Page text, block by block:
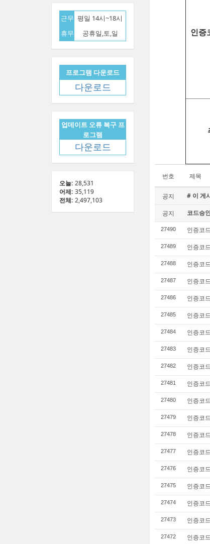
인증
번호 제목
공지 # 이 게
공지
코드승
27490 인증코
27489 인증코
27488 인증코
27487 인증코
27486 인증코
27485 인증코
27484 인증코
27483 인증코
27482 인증코
27481 인증코
27480 인증코
27479 인증코
27478 인증코
27477 인증코
27476 인증코
27475 인증코
27474 인증코
27473 인증코
27472 인증코
근무 평일 14시~18시
휴무
공휴일,토,일
프로그램 다운로드
다운로드
업데이트 오류 복구 프
로그램
다운로드
오늘: 28,531
어제: 35,119
전체: 2,497,103